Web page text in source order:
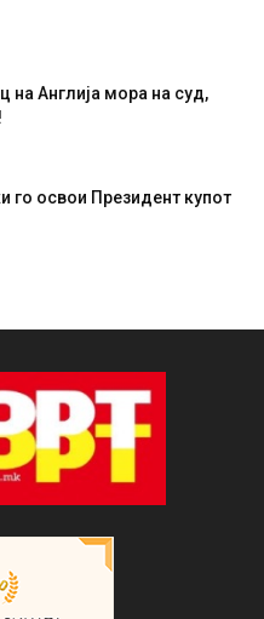
на Англија мора на суд,
го освои Президент купот